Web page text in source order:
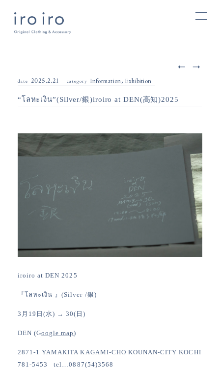
date 2025.2.21 category Information Exhibition
“โลหะเงิน”(Silver/銀)iroiro at DEN(高知)2025
iroiro at DEN 2025
『โลหะเงิน 』(Silver /銀)
3月19日(水) → 30(日)
DEN (Google map)
2871-1 YAMAKITA KAGAMI-CHO KOUNAN-CITY KOCHI
781-5453 tel…0887(54)3568